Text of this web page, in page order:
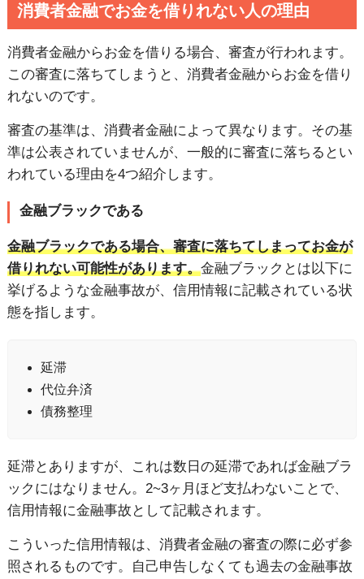
消費者金融でお金を借りれない人の理由
消費者金融からお金を借りる場合、審査が行われます。
この審査に落ちてしまうと、消費者金融からお金を借り
れないのです。
審査の基準は、消費者金融によって異なります。その基
準は公表されていませんが、一般的に審査に落ちるとい
われている理由を4つ紹介します。
金融ブラックである
金融ブラックである場合、審査に落ちてしまってお金が
借りれない可能性があります。金融ブラックとは以下に
挙げるような金融事故が、信用情報に記載されている状
態を指します。
延滞
代位弁済
債務整理
延滞とありますが、これは数日の延滞であれば金融ブラ
ックにはなりません。2~3ヶ月ほど支払わないことで、
信用情報に金融事故として記載されます。
こういった信用情報は、消費者金融の審査の際に必ず参
照されるものです。自己申告しなくても過去の金融事故